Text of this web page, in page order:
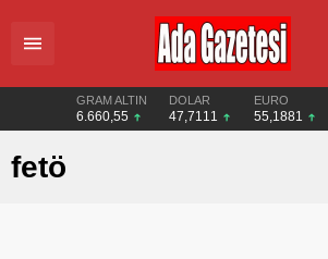
GRAM ALTIN
6.660,55
DOLAR
47,7111
EURO
55,1881
fetö